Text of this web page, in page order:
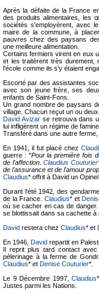
Après la défaite de la France
des produits alimentaires, les
sociétés s'employèrent, avec
maire de la commune, à
pauvres chez des paysans
une meilleure alimentation.
Certains fermiers virent en eux
et les traitèrent très durement,
l'école comme ils s'y étaient
Escorté par des assistantes
avec son jeune frère, ses
enfants de Saint-Fons.
Un grand nombre de paysans
village. Chacun reçut un ou deux
David Avizarse retrouva dans
lui infligèrent un régime de famine.
Transféré dans une autre
En 1941, il fut placé chez
guerre : "Pour la première fois
de l'affection.Claudius Couturier
de l'assurance et de l'amour
Claudius* offrit à David un
Durant l'été 1942, des
de la France.Claudius* et
où se cacher en cas de
se blottissait dans sa cachette à
David restera chez Claudius* et
En 1946, David repartit en
Il reprit plus tard contact
pèlerinage à la ferme de
Claudius* et Denise Couturier*.
Le 9 Décembre 1997,Claudius
Justes parmi les Nations.